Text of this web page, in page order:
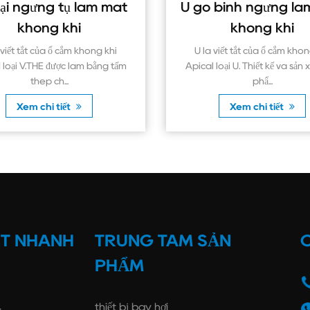
tấm
U gõ bình ngưng làm mát
U là viết tắt của ổ cắm không khí
Apical loại U. Thiết kế và sản xuất sản
NHANH
TRUNG TÂM SẢN
PHẨM
thiết bị bay hơi